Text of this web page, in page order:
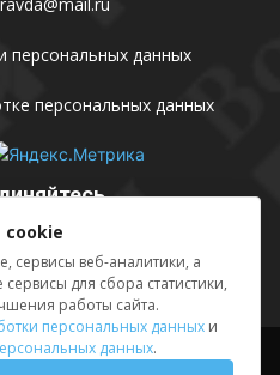
персональных данных
персональных данных
Sing in
сервисы веб-аналитики, а
для сбора статистики,
работы сайта.
персональных данных и
данных.